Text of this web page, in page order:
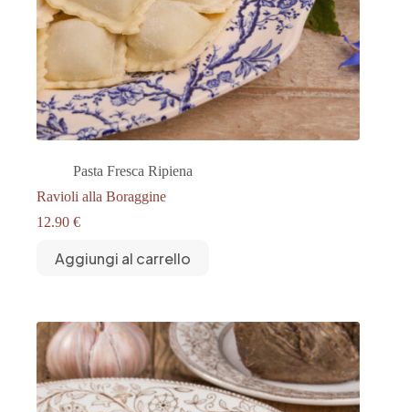
Pasta Fresca Ripiena
Ravioli alla Boraggine
12.90 €
Aggiungi al carrello